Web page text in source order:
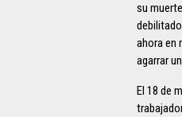
su
ahora en
agarrar
El 18 de